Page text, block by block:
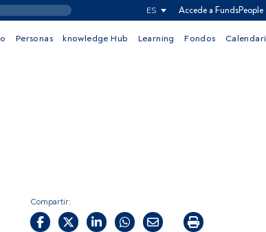
ES Accede a FundsPeople
Personas knowledge Hub Learning Fondos
Compartir: